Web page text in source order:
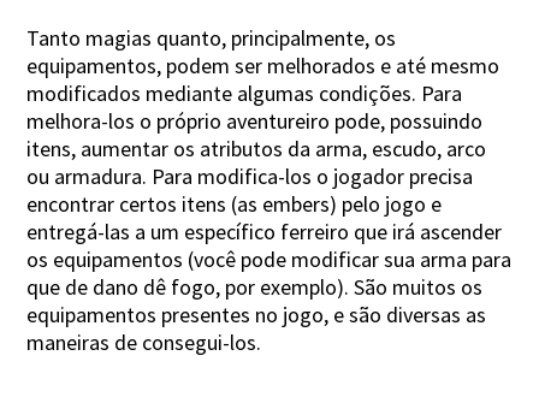
Tanto magias quanto, principalmente, os
equipamentos, podem ser melhorados e até mesmo
modificados mediante algumas condições. Para
melhora-los o próprio aventureiro pode, possuindo
itens, aumentar os atributos da arma, escudo, arco
ou armadura. Para modifica-los o jogador precisa
encontrar certos itens (as embers) pelo jogo e
entregá-las a um específico ferreiro que irá ascender
os equipamentos (você pode modificar sua arma para
que de dano dê fogo, por exemplo). São muitos os
equipamentos presentes no jogo, e são diversas as
maneiras de consegui-los.